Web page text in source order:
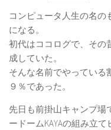
コンピュータ人生の名の
になる。
初代はココログで、その
成していた。
そんな名前でやっている
９％であった。
先日も前掛山キャンプ
ードームKAYAの組み立